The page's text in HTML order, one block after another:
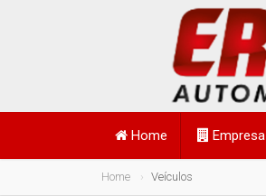
Home Empresa
Home Veículos